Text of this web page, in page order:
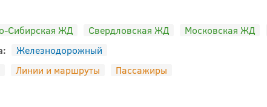
Сибирская ЖД Свердловская ЖД Московская ЖД
Железнодорожный
Линии и маршруты Пассажиры